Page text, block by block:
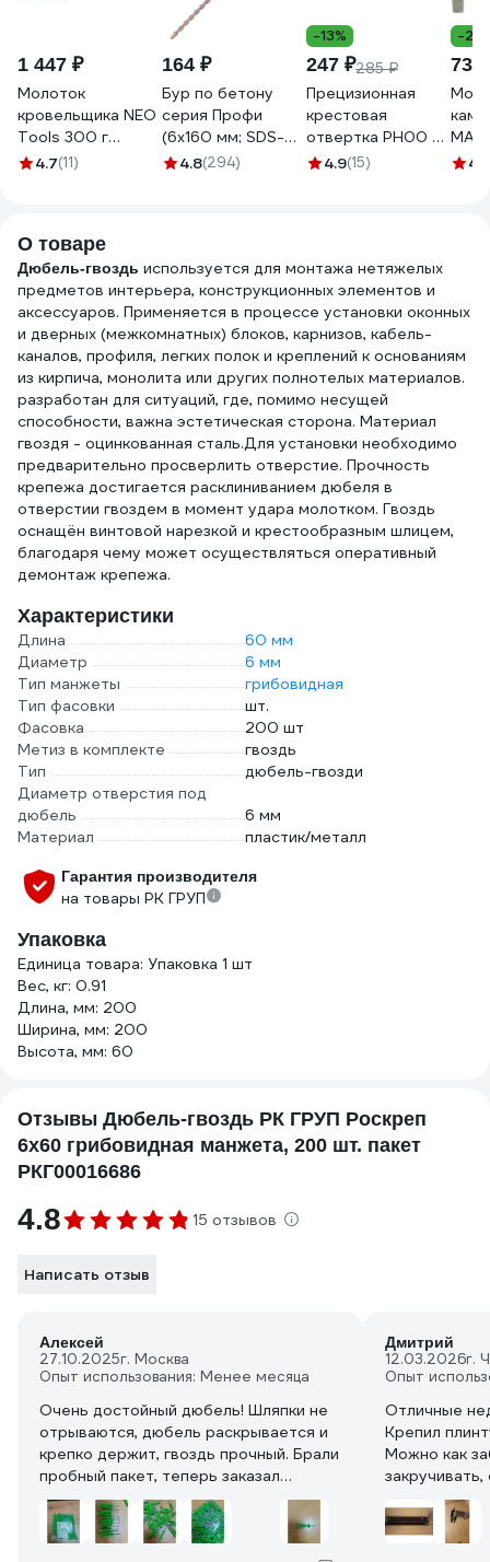
1 447 ₽
Молоток
кровельщика NEO
Tools 300 г
цельнокованый
4.7(11)
164 ₽
Бур по бетону
серия Профи
(6х160 мм; SDS-
plus) ПРАКТИКА
4.8(294)
-13%
247 ₽285 ₽
Прецизионная
крестовая
отвертка PH00 x
50 мм NEO TOOLS
4.9(15)
-
735
4.7
О товаре
Дюбель-гвоздь используется для монтажа нетяжелых
предметов интерьера, конструкционных элементов и
аксессуаров. Применяется в процессе установки оконных
и дверных (межкомнатных) блоков, карнизов, кабель-
каналов, профиля, легких полок и креплений к основаниям
из кирпича, монолита или других полнотелых материалов.
разработан для ситуаций, где, помимо несущей
способности, важна эстетическая сторона. Материал
гвоздя - оцинкованная сталь.Для установки необходимо
предварительно просверлить отверстие. Прочность
крепежа достигается расклиниванием дюбеля в
отверстии гвоздем в момент удара молотком. Гвоздь
оснащён винтовой нарезкой и крестообразным шлицем,
благодаря чему может осуществляться оперативный
демонтаж крепежа.
Характеристики
Длина
60 мм
Диаметр
6 мм
Тип манжеты
грибовидная
Тип фасовки
шт.
Фасовка
200 шт
Метиз в комплекте
гвоздь
Тип
дюбель-гвозди
Диаметр отверстия под
дюбель
6 мм
Материал
пластик/металл
Гарантия производителя
на товары РК ГРУП
Упаковка
Единица товара: Упаковка 1 шт
Вес, кг: 0.91
Длина, мм: 200
Ширина, мм: 200
Высота, мм: 60
Отзывы Дюбель-гвоздь РК ГРУП Роскреп
6x60 грибовидная манжета, 200 шт. пакет
РКГ00016686
4.8 15 отзывов
Написать отзыв
Алексей
27.10.2025г. Москва
Опыт использования: Менее месяца
Очень достойный дюбель! Шляпки не
отрываются, дюбель раскрывается и
крепко держит, гвоздь прочный. Брали
пробный пакет, теперь заказал
строителям весь нужный объем ,
сказали лучше еще не находили
дюбель-гвоздей, на фото видно как
Дмитрий
12.03.2026г.
Опыт
Отличные
Крепил плинтусы,
Можно как
шляпки не
забивании.